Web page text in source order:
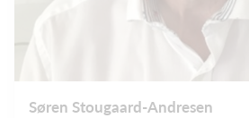
Søren Stougaard-Andresen